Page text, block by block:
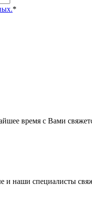
*
время с Вами
и наши специалисты